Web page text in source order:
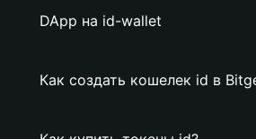
DApp на id-wallet
Как создать кошелек id в